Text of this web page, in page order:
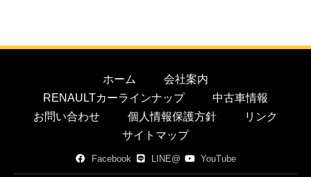
ホーム
会社案内
RENAULTカーラインナップ
中古車情報
お問い合わせ
個人情報保護方針
リンク
サイトマップ
Facebook LINE@ YouTube